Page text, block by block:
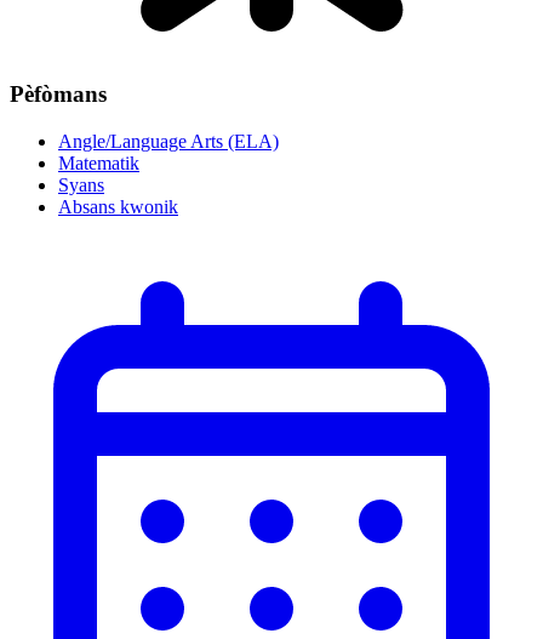
Pèfòmans
Angle/Language Arts (ELA)
Matematik
Syans
Absans kwonik